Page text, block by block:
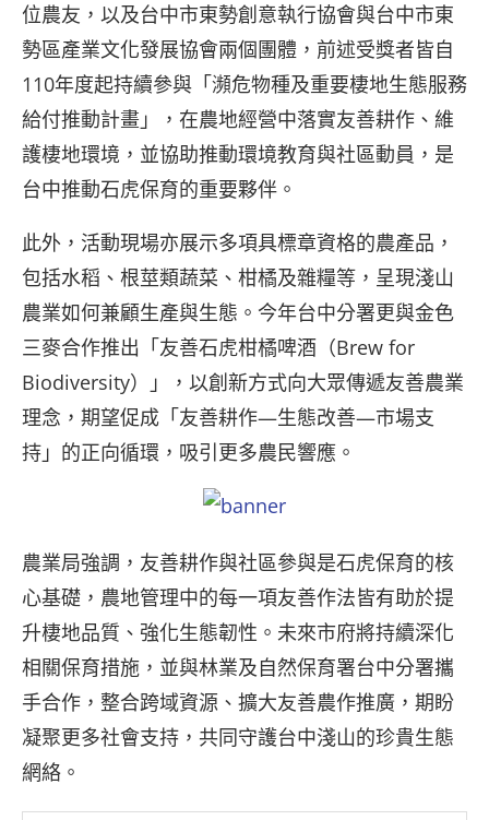
位農友，以及台中市東勢創意執行協會與台中市東
勢區產業文化發展協會兩個團體，前述受獎者皆自
110年度起持續參與「瀕危物種及重要棲地生態服務
給付推動計畫」，在農地經營中落實友善耕作、維
護棲地環境，並協助推動環境教育與社區動員，是
台中推動石虎保育的重要夥伴。
此外，活動現場亦展示多項具標章資格的農產品，
包括水稻、根莖類蔬菜、柑橘及雜糧等，呈現淺山
農業如何兼顧生產與生態。今年台中分署更與金色
三麥合作推出「友善石虎柑橘啤酒（Brew for
Biodiversity）」，以創新方式向大眾傳遞友善農業
理念，期望促成「友善耕作—生態改善—市場支
持」的正向循環，吸引更多農民響應。
農業局強調，友善耕作與社區參與是石虎保育的核
心基礎，農地管理中的每一項友善作法皆有助於提
升棲地品質、強化生態韌性。未來市府將持續深化
相關保育措施，並與林業及自然保育署台中分署攜
手合作，整合跨域資源、擴大友善農作推廣，期盼
凝聚更多社會支持，共同守護台中淺山的珍貴生態
網絡。